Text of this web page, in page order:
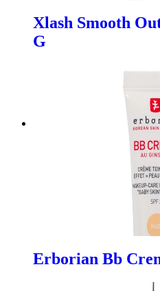
Xlash Smooth
G
Erborian Bb